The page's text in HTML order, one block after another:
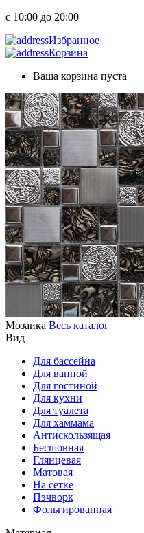
c 10:00 до 20:00
Избранное
Корзина
Ваша корзина пуста
Мозаика Весь каталог
Вид
Для бассейна
Для ванной
Для гостиной
Для кухни
Для туалета
Для хаммама
Антискользящая
Бесшовная
Глянцевая
Матовая
На сетке
Пэчворк
Фольгированная